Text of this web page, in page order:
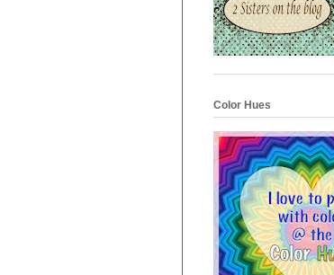
Color Hues